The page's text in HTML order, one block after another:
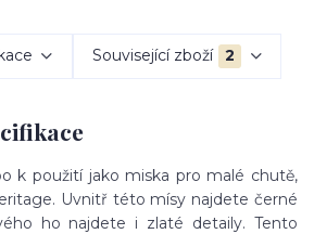
Související zboží 2
k použití jako miska pro malé chutě,
Uvnitř této mísy najdete černé
ho najdete i zlaté detaily. Tento